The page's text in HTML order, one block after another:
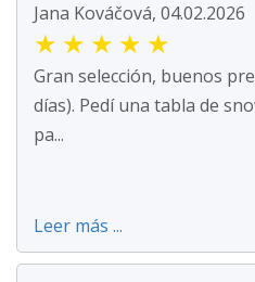
Jana Kováčová, 04.02.2026
★ ★ ★ ★ ★
Gran selección, buenos
días). Pedí una tabla de
pa...
Leer más ...